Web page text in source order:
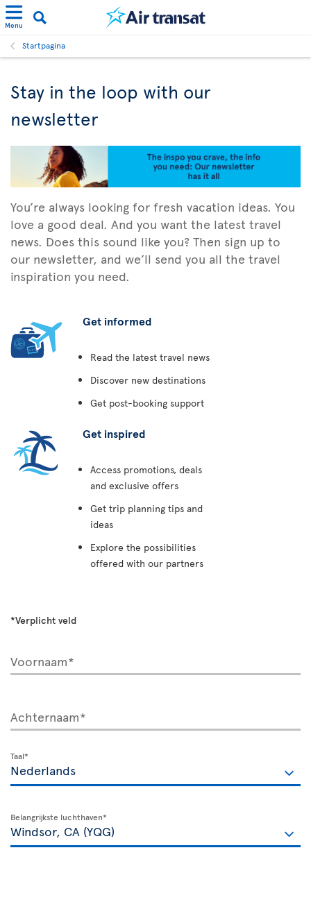
Menu
Startpagina
Stay in the loop with our
newsletter
You’re always looking for fresh vacation ideas. You
love a good deal. And you want the latest travel
news. Does this sound like you? Then sign up to
our newsletter, and we’ll send you all the travel
inspiration you need.
Get informed
Read the latest travel news
Discover new destinations
Get post-booking support
Get inspired
Access promotions, deals
and exclusive offers
Get trip planning tips and
ideas
Explore the possibilities
offered with our partners
*Verplicht veld
Voornaam*
Achternaam*
Taal*
Belangrijkste luchthaven*